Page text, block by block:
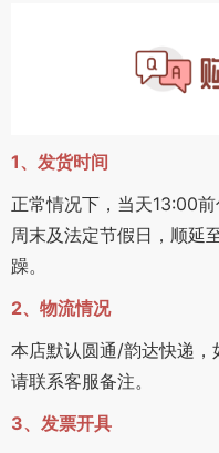
1、发货时间
正常情况下，当天13:00
周末及法定节假日，顺延
躁。
2、物流情况
本店默认圆通/韵达快递，
请联系客服备注。
3、发票开具